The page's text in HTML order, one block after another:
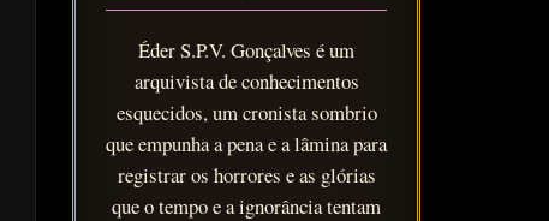
Éder S.P.V. Gonçalves é um
arquivista de conhecimentos
esquecidos, um cronista sombrio
que empunha a pena e a lâmina para
registrar os horrores e as glórias
que o tempo e a ignorância tentam